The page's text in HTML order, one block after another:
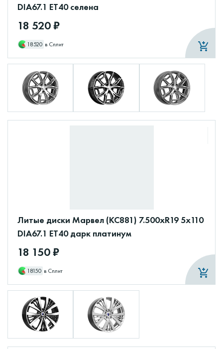
DIA67.1 ET40 селена
18 520 ₽
18520 в Сплит
Литые диски Марвел (КС881) 7.500xR19 5x110
DIA67.1 ET40 дарк платинум
18 150 ₽
18150 в Сплит